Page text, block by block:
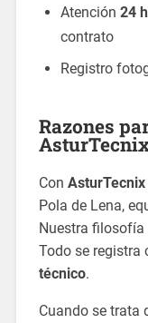
Atención 24 h
contrato
Registro
Razones
Con AsturTecnix
Pola de Lena,
Nuestra filosofía
Todo se registra
técnico.
Cuando se trata